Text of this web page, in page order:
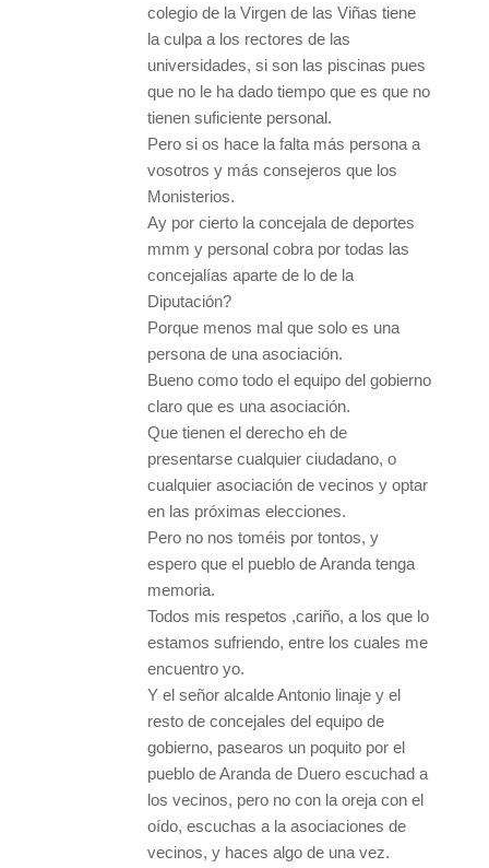
colegio de la Virgen de las Viñas tiene
la culpa a los rectores de las
universidades, si son las piscinas pues
que no le ha dado tiempo que es que no
tienen suficiente personal.
Pero si os hace la falta más persona a
vosotros y más consejeros que los
Monisterios.
Ay por cierto la concejala de deportes
mmm y personal cobra por todas las
concejalías aparte de lo de la
Diputación?
Porque menos mal que solo es una
persona de una asociación.
Bueno como todo el equipo del gobierno
claro que es una asociación.
Que tienen el derecho eh de
presentarse cualquier ciudadano, o
cualquier asociación de vecinos y optar
en las próximas elecciones.
Pero no nos toméis por tontos, y
espero que el pueblo de Aranda tenga
memoria.
Todos mis respetos ,cariño, a los que lo
estamos sufriendo, entre los cuales me
encuentro yo.
Y el señor alcalde Antonio linaje y el
resto de concejales del equipo de
gobierno, pasearos un poquito por el
pueblo de Aranda de Duero escuchad a
los vecinos, pero no con la oreja con el
oído, escuchas a la asociaciones de
vecinos, y haces algo de una vez.